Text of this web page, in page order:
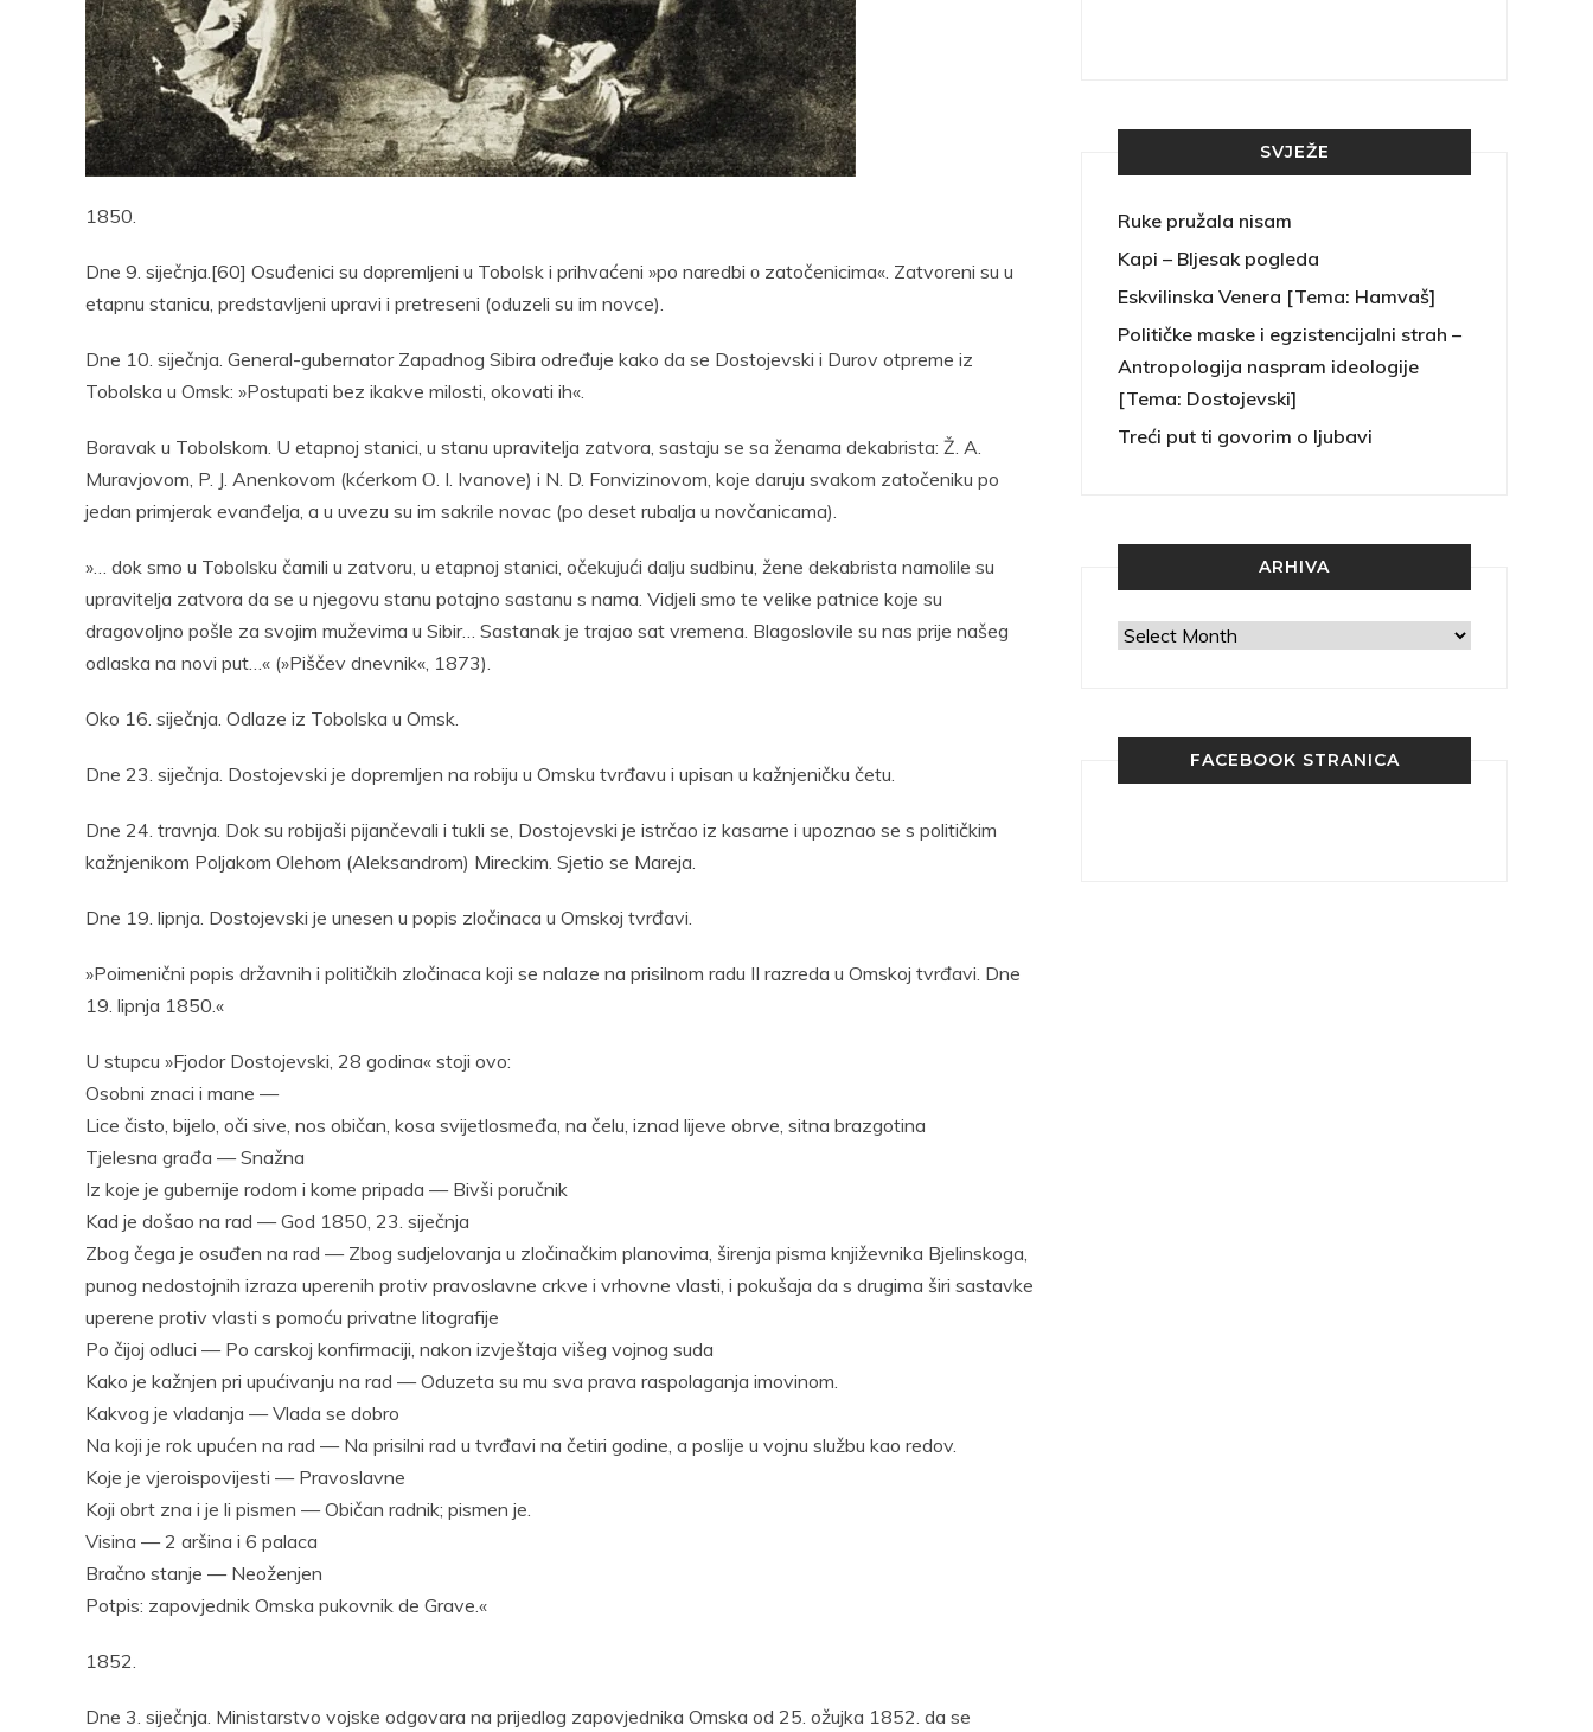
1850.
Dne 9. siječnja.[60] Osuđenici su dopremljeni u Tobolsk i prihvaćeni »po naredbi о zatočenicima«. Zatvoreni su u
etapnu stanicu, predstavljeni upravi i pretreseni (oduzeli su im novce).
Dne 10. siječnja. General-gubernator Zapadnog Sibira određuje kako da se Dostojevski i Durov otpreme iz
Tobolska u Omsk: »Postupati bez ikakve milosti, okovati ih«.
Boravak u Tobolskom. U etapnoj stanici, u stanu upravitelja zatvora, sastaju se sa ženama dekabrista: Ž. A.
Muravjovom, P. J. Anenkovom (kćerkom О. I. Ivanove) i N. D. Fonvizinovom, koje daruju svakom zatočeniku po
jedan primjerak evanđelja, a u uvezu su im sakrile novac (po deset rubalja u novčanicama).
»… dok smo u Tobolsku čamili u zatvoru, u etapnoj stanici, očekujući dalju sudbinu, žene dekabrista namolile su
upravitelja zatvora da se u njegovu stanu potajno sastanu s nama. Vidjeli smo te velike patnice koje su
dragovoljno pošle za svojim muževima u Sibir… Sastanak je trajao sat vremena. Blagoslovile su nas prije našeg
odlaska na novi put…« (»Piščev dnevnik«, 1873).
Oko 16. siječnja. Odlaze iz Tobolska u Omsk.
Dne 23. siječnja. Dostojevski je dopremljen na robiju u Omsku tvrđavu i upisan u kažnjeničku četu.
Dne 24. travnja. Dok su robijaši pijančevali i tukli se, Dostojevski je istrčao iz kasarne i upoznao se s političkim
kažnjenikom Poljakom Olehom (Aleksandrom) Mireckim. Sjetio se Mareja.
Dne 19. lipnja. Dostojevski je unesen u popis zločinaca u Omskoj tvrđavi.
»Poimenični popis državnih i političkih zločinaca koji se nalaze na prisilnom radu II razreda u Omskoj tvrđavi. Dne
19. lipnja 1850.«
U stupcu »Fjodor Dostojevski, 28 godina« stoji ovo:
Osobni znaci i mane —
Lice čisto, bijelo, oči sive, nos običan, kosa svijetlosmeđa, na čelu, iznad lijeve obrve, sitna brazgotina
Tjelesna građa — Snažna
Iz koje je gubernije rodom i kome pripada — Bivši poručnik
Kad je došao na rad — God 1850, 23. siječnja
Zbog čega je osuđen na rad — Zbog sudjelovanja u zločinačkim planovima, širenja pisma književnika Bjelinskoga,
punog nedostojnih izraza uperenih protiv pravoslavne crkve i vrhovne vlasti, i pokušaja da s drugima širi sastavke
uperene protiv vlasti s pomoću privatne litografije
Po čijoj odluci — Po carskoj konfirmaciji, nakon izvještaja višeg vojnog suda
Kako je kažnjen pri upućivanju na rad — Oduzeta su mu sva prava raspolaganja imovinom.
Kakvog je vladanja — Vlada se dobro
Na koji je rok upućen na rad — Na prisilni rad u tvrđavi na četiri godine, a poslije u vojnu službu kao redov.
Koje je vjeroispovijesti — Pravoslavne
Koji obrt zna i je li pismen — Običan radnik; pismen je.
Visina — 2 aršina i 6 palaca
Bračno stanje — Neoženjen
Potpis: zapovjednik Omska pukovnik de Grave.«
1852.
Dne 3. siječnja. Ministarstvo vojske odgovara na prijedlog zapovjednika Omska od 25. ožujka 1852. da se
Pocket
Email Print
SVJEŽE
Ruke pružala nisam
Kapi – Bljesak pogleda
Eskvilinska Venera [Tema: Hamvaš]
Političke maske i egzistencijalni strah –
Antropologija naspram ideologije
[Tema: Dostojevski]
Treći put ti govorim o ljubavi
ARHIVA
Arhiva
FACEBOOK STRANICA